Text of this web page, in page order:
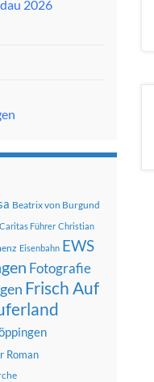
2026
Beatrix von Burgund
Caritas Führer Christian
Eisenbahn EWS
Fotografie
Frisch Auf
Roman